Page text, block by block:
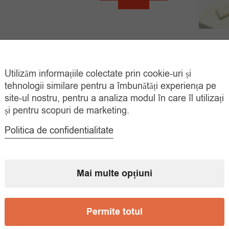
Argint Little
By JUNE
59.00 lei
Prețul
inițial
a
fost:
59.00 lei.
leiPrețul
curent
este:
39.00 lei.
ADAUGĂ ÎN
COȘ
este:
Utilizăm informațiile colectate prin cookie-uri și
tehnologii similare pentru a îmbunătăți experiența pe
site-ul nostru, pentru a analiza modul în care îl utilizați
și pentru scopuri de marketing.
Politica de confidentialitate
Mai multe opțiuni
Permite totul